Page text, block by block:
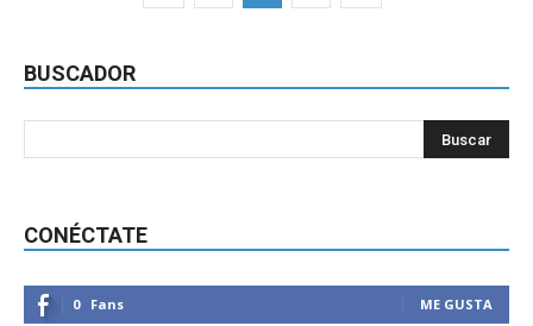
BUSCADOR
CONÉCTATE
0 Fans ME GUSTA